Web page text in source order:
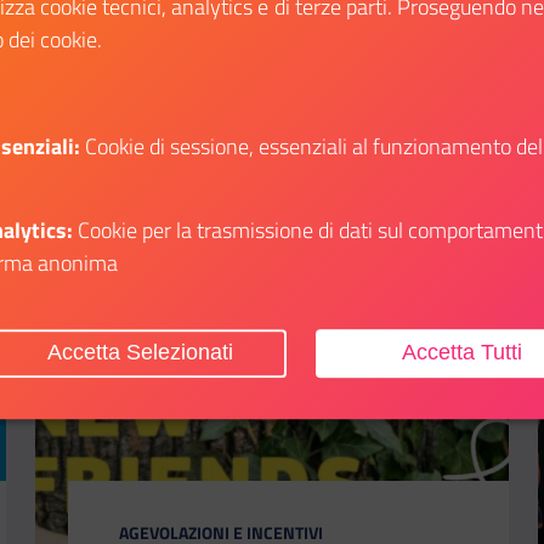
Progetto Rete: candidature aperte per stage retribuiti
Il link ti porterà ad avere maggiori dettagli
Aggiungi ai preferiti
CATEGORIA:
AGEVOLAZIONI E INCENTIVI
cookie.
Cookie di sessione, essenziali al funzionamento
Cookie per la trasmissione di dati sul
anonima
Accetta Tutti
Accetta Selezionati